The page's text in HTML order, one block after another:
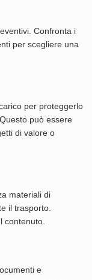
Confronta i
per scegliere una
per proteggerlo
può essere
di valore o
materiali di
il trasporto.
contenuto.
e